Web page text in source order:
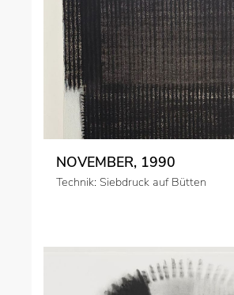
NOVEMBER, 1990
Technik: Siebdruck auf Bütten